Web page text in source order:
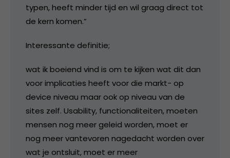
typen, heeft minder tijd en wil graag direct tot
de kern komen.”
Interessante definitie;
wat ik boeiend vind is om te kijken wat dit dan
voor implicaties heeft voor die markt- op
device niveau maar ook op niveau van de
sites zelf. Usability, functionaliteiten, moeten
mensen nog meer geleid worden, moet er
nog meer vantevoren nagedacht worden over
wat je ontsluit, moet er meer